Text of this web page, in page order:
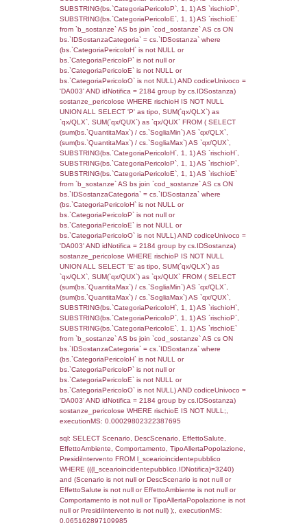
((f_territori_limitrofi.IDTipoTerritorio)=6)),
0.070160865783691
sql: SELECT f_territori_limitrofi.Distanza,
f_territori_limitrofi.Direzione,
f_territori_limitrofi.Denominazione,
rofi.DescAltro FROM f_territori_limitrofi
cod_territori_tipologia ON
(f_territori_limitrofi.IDTipologiaTerritorio =
cod_territori_tipologia.IDTipologiaTerritorio)
(f_territori_limitrofi.IDTipoTerritorio =
cod_territori_tipologia.IDTerritorioTP)
(((f_territori_limitrofi.IDNotifica)=3240) AND
((f_territori_limitrofi.IDTipoTerritorio)=7)),
0.068735837936401
sql: SELECT f_territori_limitrofi.Distanza,
f_territori_limitrofi.Direzione,
f_territori_limitrofi.Denominazione,
rofi.DescAltro FROM f_territori_limitrofi
cod_territori_tipologia ON
(f_territori_limitrofi.IDTipologiaTerritorio =
cod_territori_tipologia.IDTipologiaTerritorio)
(f_territori_limitrofi.IDTipoTerritorio =
cod_territori_tipologia.IDTerritorioTP)
(((f_territori_limitrofi.IDNotifica)=3240) AND
((f_territori_limitrofi.IDTipoTerritorio)=8)),
0.069939851760864
sql: SELECT f_territori_limitrofi.Distanza,
f_territori_limitrofi.Direzione,
f_territori_limitrofi.Denominazione,